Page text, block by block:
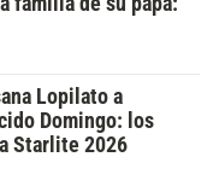
Lopilato a
Domingo: los
Starlite 2026